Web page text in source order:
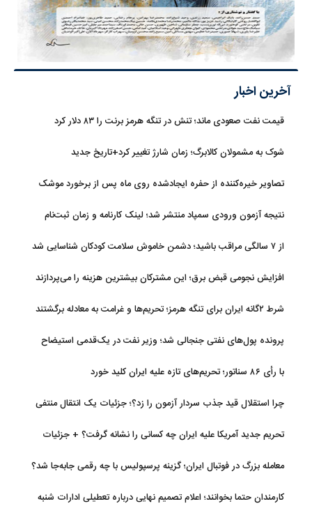
آخرین اخبار
قیمت نفت صعودی ماند؛ تنش در تنگه هرمز برنت را ۸۳ دلار کرد
شوک به مشمولان کالابرگ؛ زمان شارژ تغییر کرد+تاریخ جدید
تصاویر خیره‌کننده از حفره ایجادشده روی ماه پس از برخورد موشک
نتیجه آزمون ورودی سمپاد منتشر شد؛ لینک کارنامه و زمان ثبت‌نام
از ۷ سالگی مراقب باشید؛ دشمن خاموش سلامت کودکان شناسایی شد
افزایش نجومی قبض برق؛ این مشترکان بیشترین هزینه را می‌پردازند
شرط ۲گانه ایران برای تنگه هرمز؛ تحریم‌ها و غرامت به معادله برگشتند
پرونده پول‌های نفتی جنجالی شد؛ وزیر نفت در یک‌قدمی استیضاح
با رأی ۸۶ سناتور؛ تحریم‌های تازه علیه ایران کلید خورد
چرا استقلال قید جذب سردار آزمون را زد؟؛ جزئیات یک انتقال منتفی
تحریم جدید آمریکا علیه ایران چه کسانی را نشانه گرفت؟ + جزئیات
معامله بزرگ در فوتبال ایران؛ گزینه پرسپولیس با چه رقمی جابه‌جا شد؟
کارمندان حتما بخوانند؛ اعلام تصمیم نهایی درباره تعطیلی ادارات شنبه